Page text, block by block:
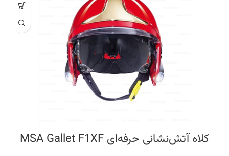
کلاه آتش‌نشانی حرفه‌ای MSA Gallet F1XF